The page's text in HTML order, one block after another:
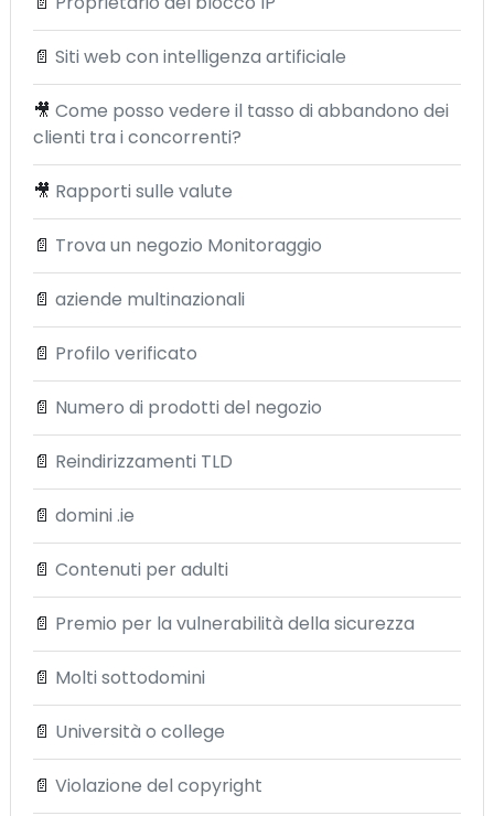
📄 Siti web con intelligenza artificiale
🎥 Come posso vedere il tasso di abbandono dei
clienti tra i concorrenti?
🎥 Rapporti sulle valute
📄 Trova un negozio Monitoraggio
📄 aziende multinazionali
📄 Profilo verificato
📄 Numero di prodotti del negozio
📄 Reindirizzamenti TLD
📄 domini .ie
📄 Contenuti per adulti
📄 Premio per la vulnerabilità della sicurezza
📄 Molti sottodomini
📄 Università o college
📄 Violazione del copyright